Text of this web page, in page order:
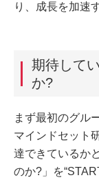
り、成長を加速
期待して
か?
まず最初のグル
マインドセット
達できているか
のか?」を